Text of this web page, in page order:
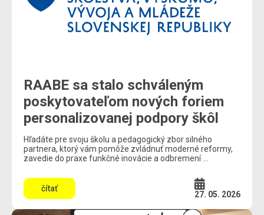
RAABE sa stalo schváleným
poskytovateľom nových foriem
personalizovanej podpory škôl
Hľadáte pre svoju školu a pedagogický zbor silného
partnera, ktorý vám pomôže zvládnuť moderné reformy,
zavedie do praxe funkčné inovácie a odbremení ...
čítať
27. 05. 2026